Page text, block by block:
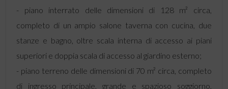
- piano interrato delle dimensioni di 128 m² circa,
completo di un ampio salone taverna con cucina, due
stanze e bagno, oltre scala interna di accesso ai piani
superiori e doppia scala di accesso al giardino esterno;
- piano terreno delle dimensioni di 70 m² circa, completo
di ingresso principale, grande e spazioso soggiorno,